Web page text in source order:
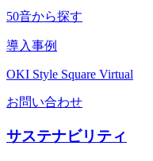
50音から探す
導入事例
OKI Style Square Virtual
お問い合わせ
サステナビリティ